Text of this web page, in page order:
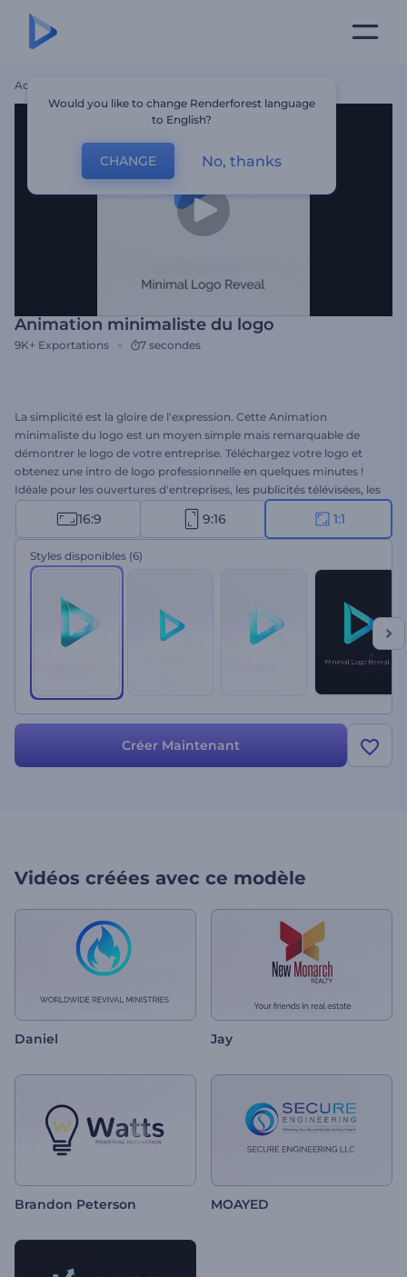
Accueil
Animation minimaliste du logo
9K+ Exportations 7 secondes
La simplicité est la gloire de l'expression. Cette Animation
minimaliste du logo est un moyen simple mais remarquable de
démontrer le logo de votre entreprise. Téléchargez votre logo et
obtenez une intro de logo professionnelle en quelques minutes !
Idéale pour les ouvertures d'entreprises, les publicités télévisées, les
présentations commerciales et bien plus encore. Ressentez le
pouvoir de la simplicité et faites briller votre marque de commerce
avec élégance. Essayez ce modèle dès maintenant !
16:9 9:16 1:1
Styles disponibles (6)
Créer Maintenant
Vidéos créées avec ce modèle
Daniel Jay
Brandon Peterson MOAYED
Would you like to change Renderforest language
to English?
CHANGE No, thanks